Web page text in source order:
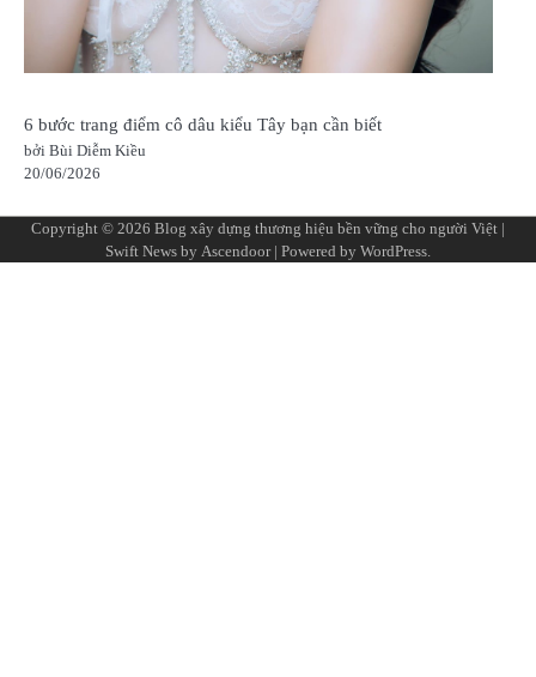
6 bước trang điểm cô dâu kiểu Tây bạn cần biết
bởi Bùi Diễm Kiều
20/06/2026
Copyright © 2026 Blog xây dựng thương hiệu bền vững cho người Việt |
Swift News by Ascendoor| Powered by WordPress.